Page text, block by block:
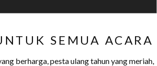
SEMUA ACARA
berharga, pesta ulang tahun yang meriah,